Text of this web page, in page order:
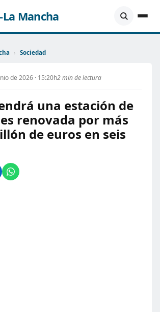
Mancha
› Sociedad
de 2026 · 15:20h2 min de lectura
una estación de
renovada por más
de euros en seis